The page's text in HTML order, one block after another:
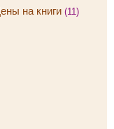
на книги (11)